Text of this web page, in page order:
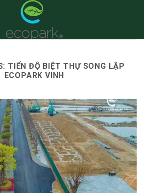
TIẾN ĐỘ BIỆT THỰ SONG LẬP
ECOPARK VINH